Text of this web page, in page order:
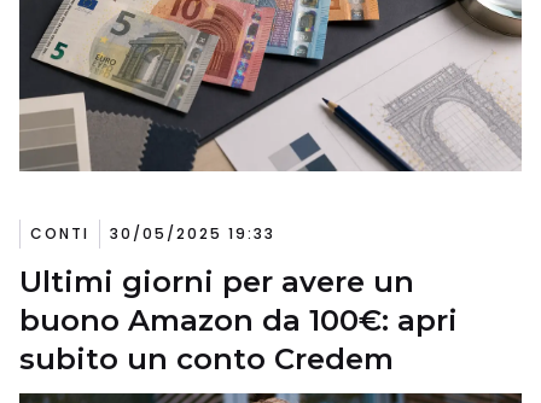
CONTI 30/05/2025 19:33
Ultimi giorni per avere un
buono Amazon da 100€: apri
subito un conto Credem